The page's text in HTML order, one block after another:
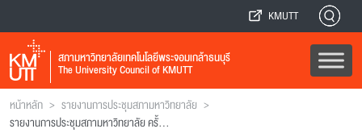
KMUTT
สภามหาวิทยาลัยเทคโนโลยีพระจอมเกล้าธนบุรี
The University Council of KMUTT
หน้าหลัก > รายงานการประชุมสภามหาวิทยาลัย >
รายงานการประชุมสภามหาวิทยาลัย ครั้งที่ 1/2541